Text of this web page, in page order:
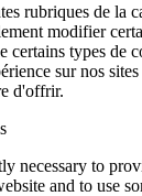
rubriques de la
modifier
certains types de
sur nos
d'offrir.
necessary to
and to use